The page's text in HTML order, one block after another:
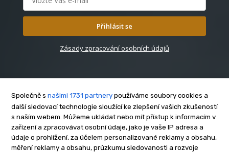
Přihlásit se
Zásady zpracování osobních údajů
O nás
Kontakt
Reklama
Společně s našimi 1731 partnery používáme soubory cookies a
další sledovací technologie sloužící ke zlepšení vašich zkušeností
s naším webem. Můžeme ukládat nebo mít přístup k informacím v
zařízení a zpracovávat osobní údaje, jako je vaše IP adresa a
údaje o prohlížení, za účelem personalizované reklamy a obsahu,
měření reklamy a obsahu, průzkumu sledovanosti a rozvoje